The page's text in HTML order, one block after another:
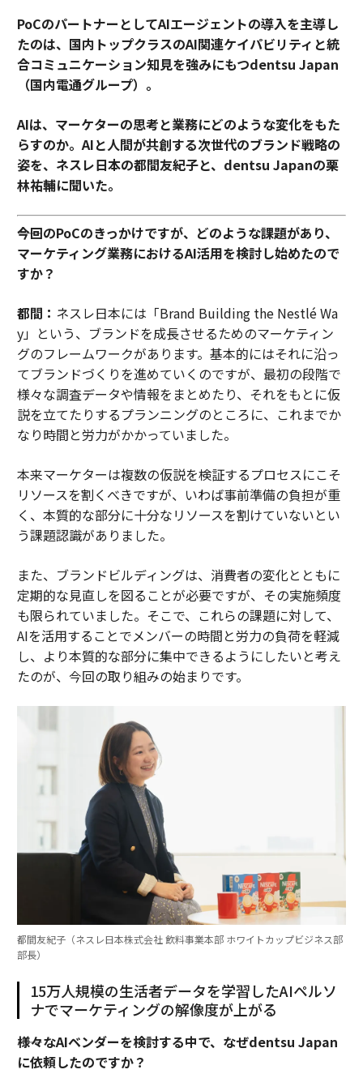
PoCのパートナーとしてAIエージェントの導入を主導し
たのは、国内トップクラスのAI関連ケイパビリティと統
合コミュニケーション知見を強みにもつdentsu Japan
（国内電通グループ）。
AIは、マーケターの思考と業務にどのような変化をもた
らすのか。AIと人間が共創する次世代のブランド戦略の
姿を、ネスレ日本の都間友紀子と、dentsu Japanの栗
林祐輔に聞いた。
――今回のPoCのきっかけですが、どのような課題があり、
マーケティング業務におけるAI活用を検討し始めたので
すか？
都間： ネスレ日本には「Brand Building the Nestlé Wa
y」という、ブランドを成長させるためのマーケティン
グのフレームワークがあります。基本的にはそれに沿っ
てブランドづくりを進めていくのですが、最初の段階で
様々な調査データや情報をまとめたり、それをもとに仮
説を立てたりするプランニングのところに、これまでか
なり時間と労力がかかっていました。
本来マーケターは複数の仮説を検証するプロセスにこそ
リソースを割くべきですが、いわば事前準備の負担が重
く、本質的な部分に十分なリソースを割けていないとい
う課題認識がありました。
また、ブランドビルディングは、消費者の変化とともに
定期的な見直しを図ることが必要ですが、その実施頻度
も限られていました。そこで、これらの課題に対して、
AIを活用することでメンバーの時間と労力の負荷を軽減
し、より本質的な部分に集中できるようにしたいと考え
たのが、今回の取り組みの始まりです。
都間友紀子（ネスレ日本株式会社 飲料事業本部 ホワイトカップビジネス部
部長）
15万人規模の生活者データを学習したAIペルソ
ナでマーケティングの解像度が上がる
――様々なAIベンダーを検討する中で、なぜdentsu Japan
に依頼したのですか？